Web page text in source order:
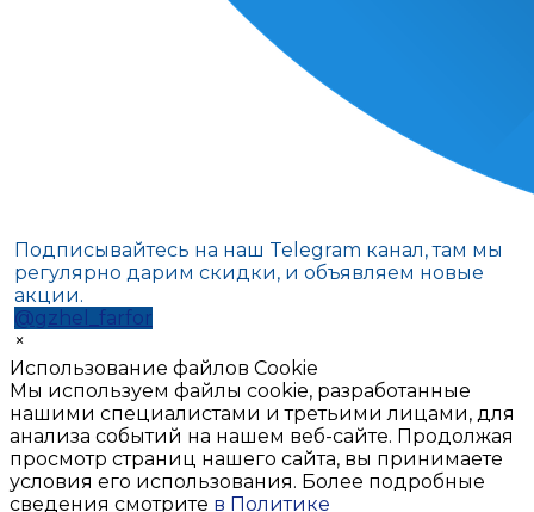
Подписывайтесь на наш Telegram канал, там мы
регулярно дарим скидки, и объявляем новые
акции.
@gzhel_farfor
×
Использование файлов Cookie
Мы используем файлы cookie, разработанные
нашими специалистами и третьими лицами, для
анализа событий на нашем веб-сайте. Продолжая
просмотр страниц нашего сайта, вы принимаете
условия его использования. Более подробные
сведения смотрите в Политике